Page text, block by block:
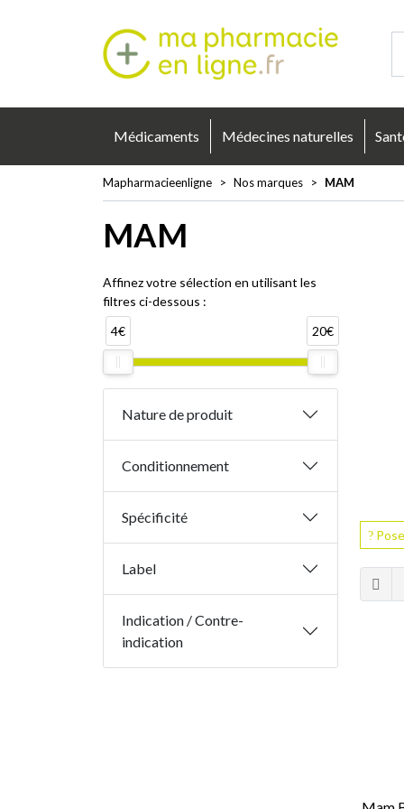
Médicaments Médecines naturelles
Mapharmacieenligne Nos marques MAM
MAM
Affinez votre sélection en utilisant les
filtres ci-dessous :
4€
20€
Nature de produit
Conditionnement
Spécificité
Label
Indication / Contre-
indication